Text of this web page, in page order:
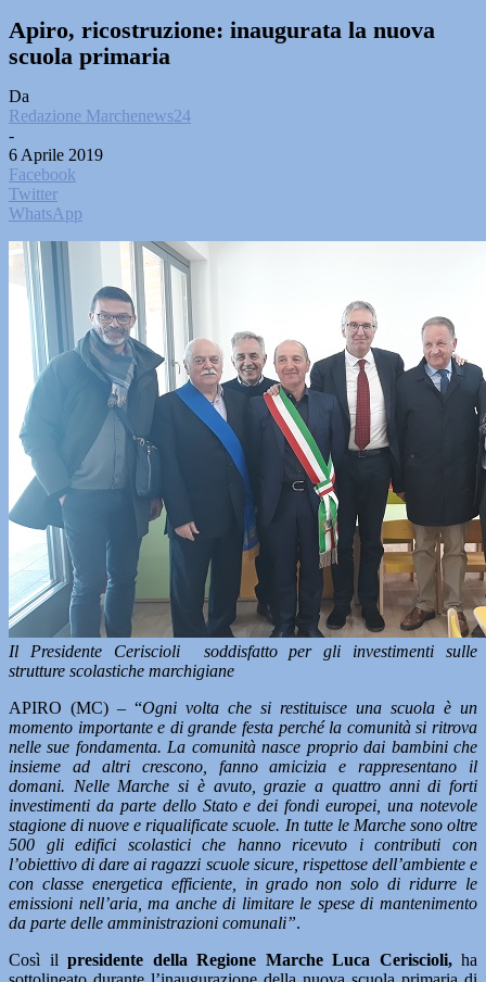
Apiro, ricostruzione: inaugurata la nuova
scuola primaria
Da
Redazione Marchenews24
-
6 Aprile 2019
Facebook
Twitter
WhatsApp
Il Presidente Ceriscioli soddisfatto per gli investimenti sulle
strutture scolastiche marchigiane
APIRO (MC) – “Ogni volta che si restituisce una scuola è un
momento importante e di grande festa perché la comunità si ritrova
nelle sue fondamenta. La comunità nasce proprio dai bambini che
insieme ad altri crescono, fanno amicizia e rappresentano il
domani. Nelle Marche si è avuto, grazie a quattro anni di forti
investimenti da parte dello Stato e dei fondi europei, una notevole
stagione di nuove e riqualificate scuole. In tutte le Marche sono oltre
500 gli edifici scolastici che hanno ricevuto i contributi con
l’obiettivo di dare ai ragazzi scuole sicure, rispettose dell’ambiente e
con classe energetica efficiente, in grado non solo di ridurre le
emissioni nell’aria, ma anche di limitare le spese di mantenimento
da parte delle amministrazioni comunali”.
Così il presidente della Regione Marche Luca Ceriscioli,ha